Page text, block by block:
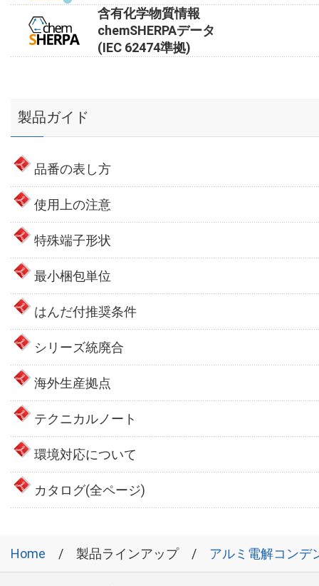
含有化学物質情報
chemSHERPAデータ
(IEC 62474準拠)
製品ガイド
品番の表し方
使用上の注意
特殊端子形状
最小梱包単位
はんだ付推奨条件
シリーズ統廃合
海外生産拠点
テクニカルノート
環境対応について
カタログ(全ページ)
Home 製品ラインアップ アルミ電解コンデ